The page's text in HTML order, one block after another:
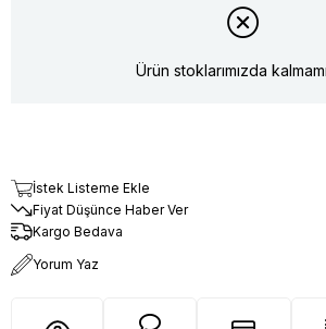
Ürün stoklarımızda
İstek Listeme Ekle
Fiyat Düşünce Haber Ver
Kargo Bedava
Yorum Yaz